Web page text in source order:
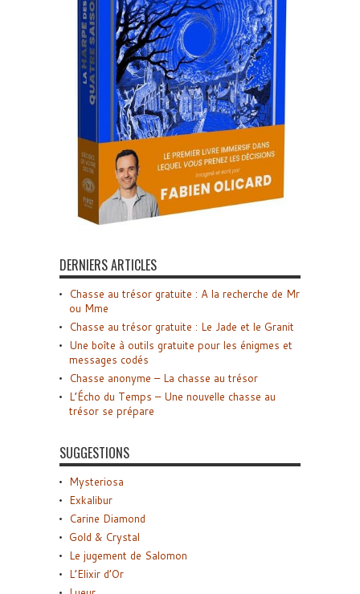
DERNIERS ARTICLES
Chasse au trésor gratuite : A la recherche de Mr
ou Mme
Chasse au trésor gratuite : Le Jade et le Granit
Une boîte à outils gratuite pour les énigmes et
messages codés
Chasse anonyme – La chasse au trésor
L’Écho du Temps – Une nouvelle chasse au
trésor se prépare
SUGGESTIONS
Mysteriosa
Exkalibur
Carine Diamond
Gold & Crystal
Le jugement de Salomon
L’Elixir d’Or